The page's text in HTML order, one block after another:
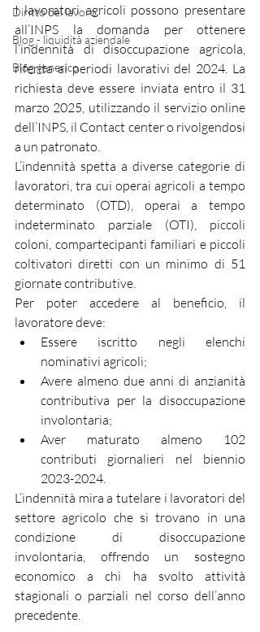
Diritto del lavoro
Blog - liquidità aziendale
Blog generico
I lavoratori agricoli possono presentare
all’INPS la domanda per ottenere
l’indennità di disoccupazione agricola,
riferita ai periodi lavorativi del 2024. La
richiesta deve essere inviata entro il 31
marzo 2025, utilizzando il servizio online
dell’INPS, il Contact center o rivolgendosi
a un patronato.
L’indennità spetta a diverse categorie di
lavoratori, tra cui operai agricoli a tempo
determinato (OTD), operai a tempo
indeterminato parziale (OTI), piccoli
coloni, compartecipanti familiari e piccoli
coltivatori diretti con un minimo di 51
giornate contributive.
Per poter accedere al beneficio, il
lavoratore deve:
Essere iscritto negli elenchi
nominativi agricoli;
Avere almeno due anni di anzianità
contributiva per la disoccupazione
involontaria;
Aver maturato almeno 102
contributi giornalieri nel biennio
2023-2024.
L’indennità mira a tutelare i lavoratori del
settore agricolo che si trovano in una
condizione di disoccupazione
involontaria, offrendo un sostegno
economico a chi ha svolto attività
stagionali o parziali nel corso dell’anno
precedente.